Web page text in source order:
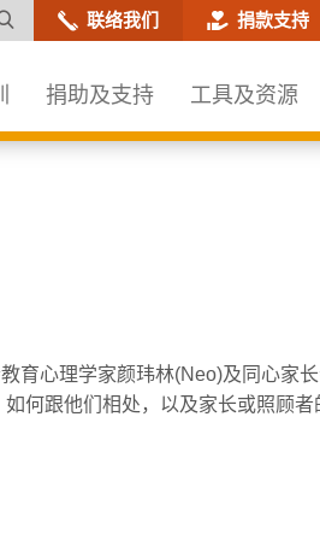
打开网站搜寻框
联络我们 捐款支持
捐助及支持 工具及资源
育心理学家颜玮林(Neo)及同心家
何跟他们相处，以及家长或照顾者